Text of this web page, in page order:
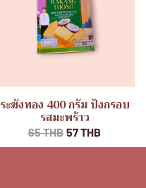
ระฆังทอง 400 กรัม ปังกรอบ
รสมะพร้าว
65 THB 57 THB